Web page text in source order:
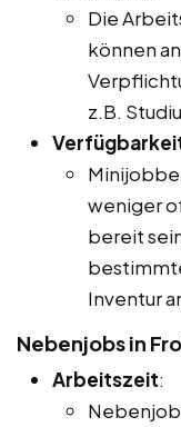
Die
können
z.B.
weniger
bereit
Inventur
Nebenjobs in
Arbeitszeit: